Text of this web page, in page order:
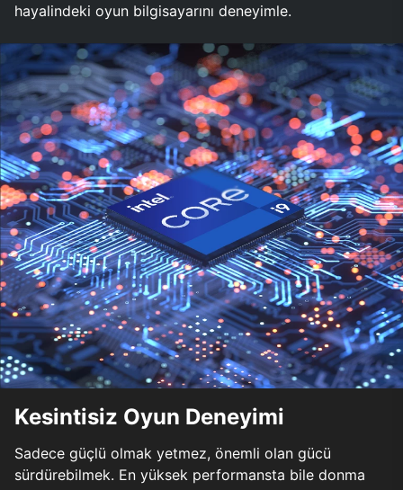
hayalindeki oyun bilgisayarını deneyimle.
Kesintisiz Oyun Deneyimi
Sadece güçlü olmak yetmez, önemli olan gücü
sürdürebilmek. En yüksek performansta bile donma